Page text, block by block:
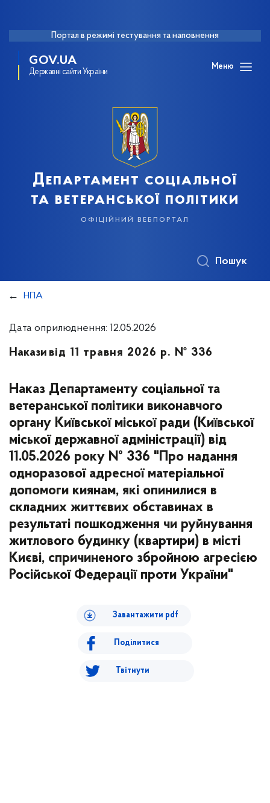
Портал в режимі тестування та наповнення
GOV.UA
Державні сайти України
Меню
Департамент соціальної
та ветеранської політики
офіційний вебпортал
Пошук
НПА
Дата оприлюднення: 12.05.2026
Накази від 11 травня 2026 р. № 336
Наказ Департаменту соціальної та
ветеранської політики виконавчого
органу Київської міської ради (Київської
міської державної адміністрації) від
11.05.2026 року № 336 "Про надання
одноразової адресної матеріальної
допомоги киянам, які опинилися в
складних життєвих обставинах в
результаті пошкодження чи руйнування
житлового будинку (квартири) в місті
Києві, спричиненого збройною агресією
Російської Федерації проти України"
Завантажити pdf
Поділитися
Твітнути